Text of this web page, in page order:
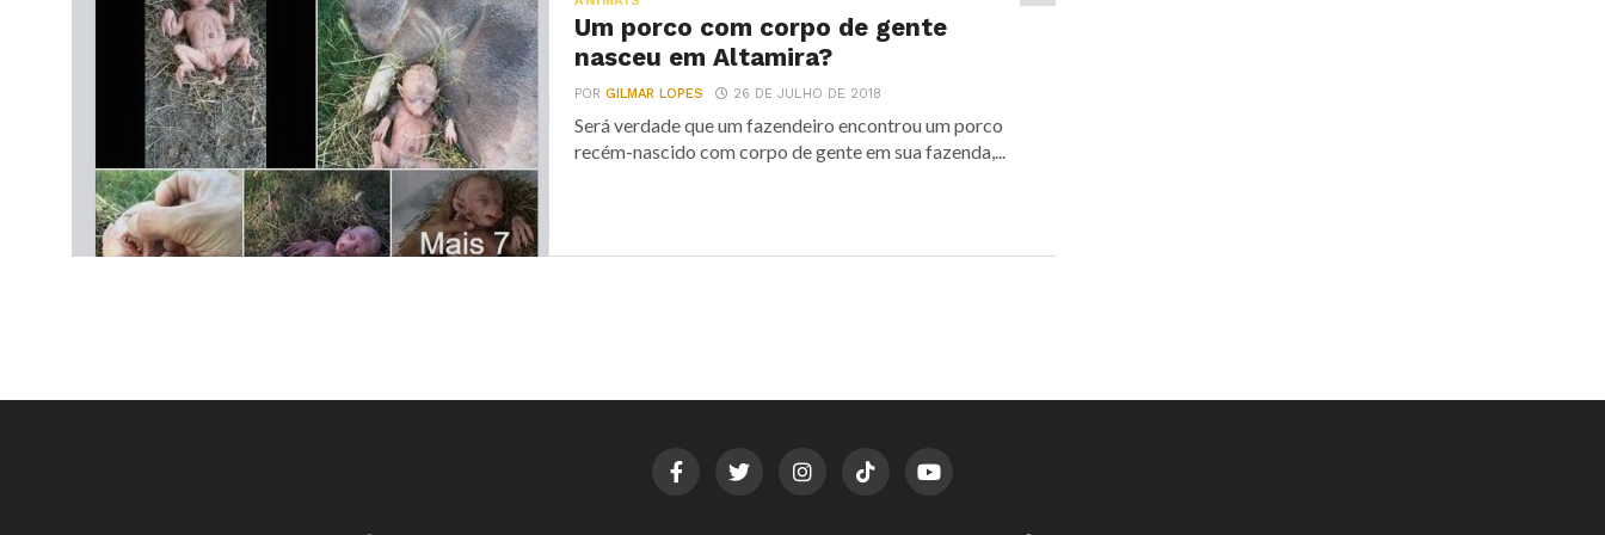
Um porco com corpo de gente
nasceu em Altamira?
PORGILMAR LOPES 26 DE JULHO DE 2018
Será verdade que um fazendeiro encontrou um porco
recém-nascido com corpo de gente em sua fazenda,...